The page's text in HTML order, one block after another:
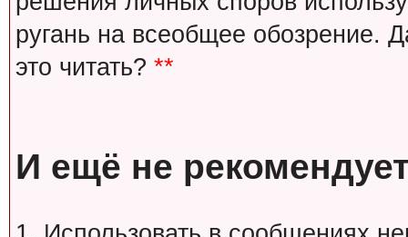
ругань на всеобщее обозрение.
это читать? **
И ещё не